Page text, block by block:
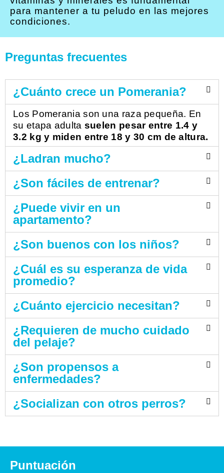
para mantener a tu peludo en las mejores
condiciones.
Preguntas frecuentes
¿Cuánto crece un Pomerania?
Los Pomerania son una raza pequeña. En
su etapa adulta suelen pesar entre 1.4 y
3.2 kg y miden entre 18 y 30 cm de altura.
¿Ladran mucho?
¿Son fáciles de entrenar?
¿Puede vivir en un
apartamento?
¿Son buenos con los niños?
¿Cuál es su esperanza de vida
promedio?
¿Cuánto ejercicio necesitan?
¿Requieren de mucho cuidado
del pelaje?
¿Son propensos a
enfermedades?
¿Socializan con otros perros?
Puntuación